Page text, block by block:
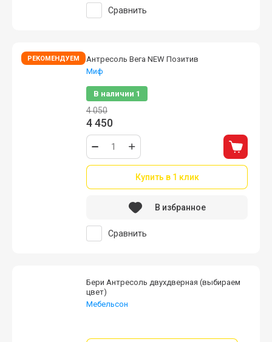
Сравнить
РЕКОМЕНДУЕМ
Антресоль Вега NEW Позитив
Миф
В наличии 1
4 050
4 450
Купить в 1 клик
Сравнить
В избранное
Бери Антресоль двухдверная (выбираем
цвет)
Мебельсон